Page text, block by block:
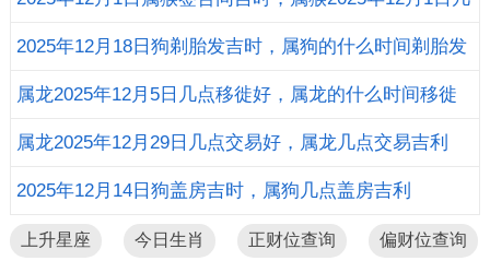
点签合同好
2025年12月18日狗剃胎发吉时，属狗的什么时间剃胎发
好
属龙2025年12月5日几点移徙好，属龙的什么时间移徙
好
属龙2025年12月29日几点交易好，属龙几点交易吉利
2025年12月14日狗盖房吉时，属狗几点盖房吉利
上升星座 今日生肖 正财位查询 偏财位查询